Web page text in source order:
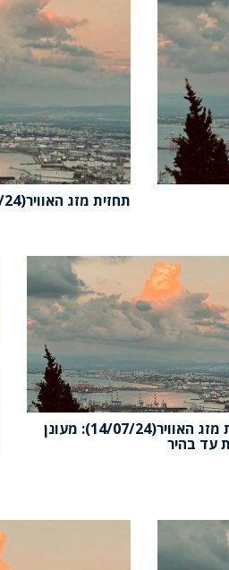
תחזית מזג האוויר(16/07/24): שרבי וחם, בחוף הביל
תחזית מזג האוויר(14/07/24): מעונן
עד בהיר